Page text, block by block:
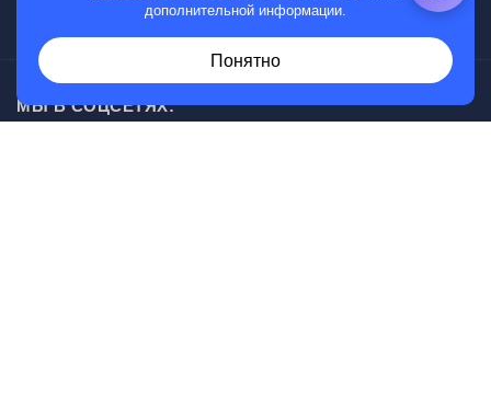
МЫ В СОЦСЕТЯХ:
дополнительной информации.
Понятно